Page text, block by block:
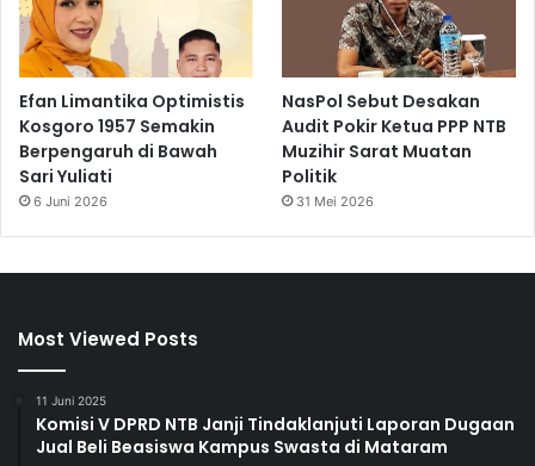
Efan Limantika Optimistis
Kosgoro 1957 Semakin
Berpengaruh di Bawah
Sari Yuliati
6 Juni 2026
NasPol Sebut Desakan
Audit Pokir Ketua PPP NTB
Muzihir Sarat Muatan
Politik
31 Mei 2026
Most Viewed Posts
11 Juni 2025
Komisi V DPRD NTB Janji Tindaklanjuti Laporan Dugaan
Jual Beli Beasiswa Kampus Swasta di Mataram